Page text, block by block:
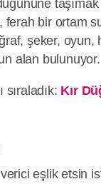
ferah bir ortam
şeker, oyun,
alan bulunuyor.
sıraladık: Kır
eşlik etsin